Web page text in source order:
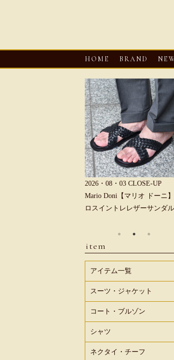
HOME BRAND
2026・08・03 CLOSE-UP
Mario Doni【マリオ ドーニ
ロスイントレレザーサンダル
item
アイテム一覧
スーツ・ジャケット
コート・ブルゾン
シャツ
ネクタイ・チーフ